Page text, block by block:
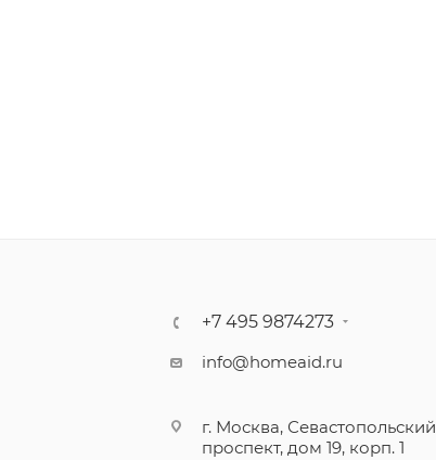
+7 495 9874273
info@homeaid.ru
г. Москва, Севастопольский
проспект, дом 19, корп. 1